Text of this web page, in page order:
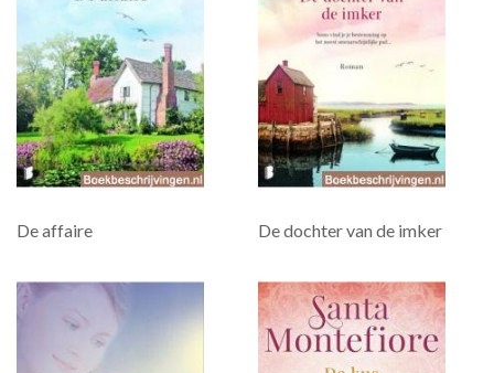
De affaire De dochter van de imker